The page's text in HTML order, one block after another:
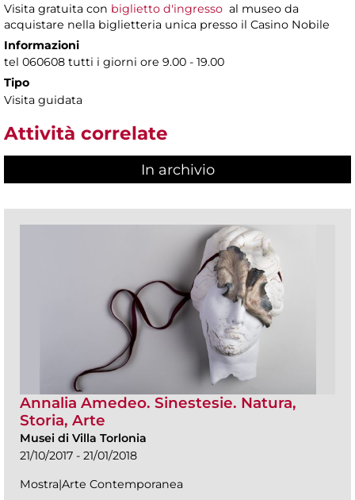
Visita gratuita con biglietto d'ingresso al museo da
acquistare nella biglietteria unica presso il Casino Nobile
Informazioni
tel 060608 tutti i giorni ore 9.00 - 19.00
Tipo
Visita guidata
Attività correlate
In archivio
Annalia Amedeo. Sinestesie. Natura,
Storia, Arte
Musei di Villa Torlonia
21/10/2017 - 21/01/2018
Mostra|Arte Contemporanea